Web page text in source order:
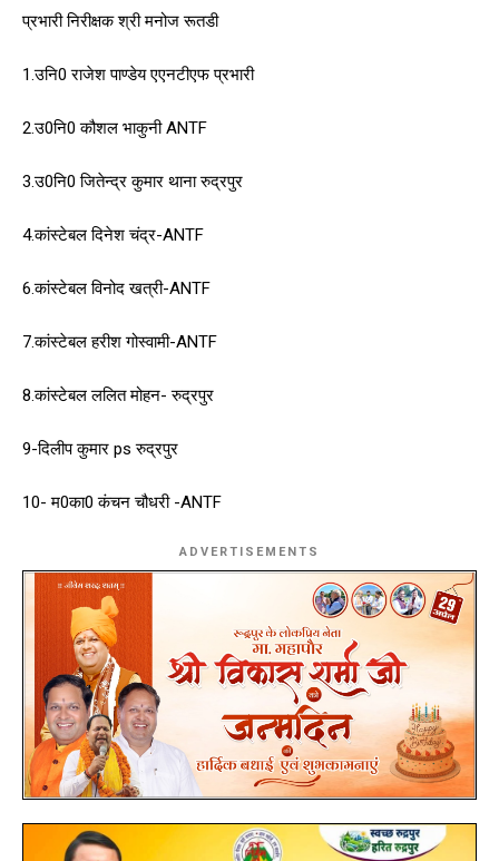
प्रभारी निरीक्षक श्री मनोज रूतडी
1.उनि0 राजेश पाण्डेय एएनटीएफ प्रभारी
2.उ0नि0 कौशल भाकुनी ANTF
3.उ0नि0 जितेन्द्र कुमार थाना रुद्रपुर
4.कांस्टेबल दिनेश चंद्र-ANTF
6.कांस्टेबल विनोद खत्री-ANTF
7.कांस्टेबल हरीश गोस्वामी-ANTF
8.कांस्टेबल ललित मोहन- रुद्रपुर
9-दिलीप कुमार ps रुद्रपुर
10- म0का0 कंचन चौधरी -ANTF
ADVERTISEMENTS